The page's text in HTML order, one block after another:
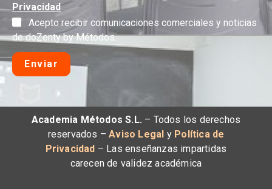
Privacidad
Acepto recibir comunicaciones comerciales y noticias
de doZenty by Métodos.
Enviar
Academia Métodos S.L. – Todos los derechos
reservados – Aviso Legal y Política de
Privacidad – Las enseñanzas impartidas
carecen de validez académica